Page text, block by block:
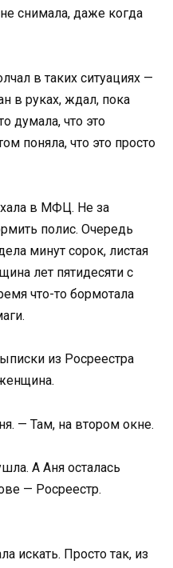
снимала, даже когда
в таких ситуациях —
в руках, ждал, пока
думала, что это
поняла, что это просто
в МФЦ. Не за
полис. Очередь
минут сорок, листая
лет пятидесяти с
что-то бормотала
из Росреестра
— Там, на втором окне.
А Аня осталась
— Росреестр.
искать. Просто так, из